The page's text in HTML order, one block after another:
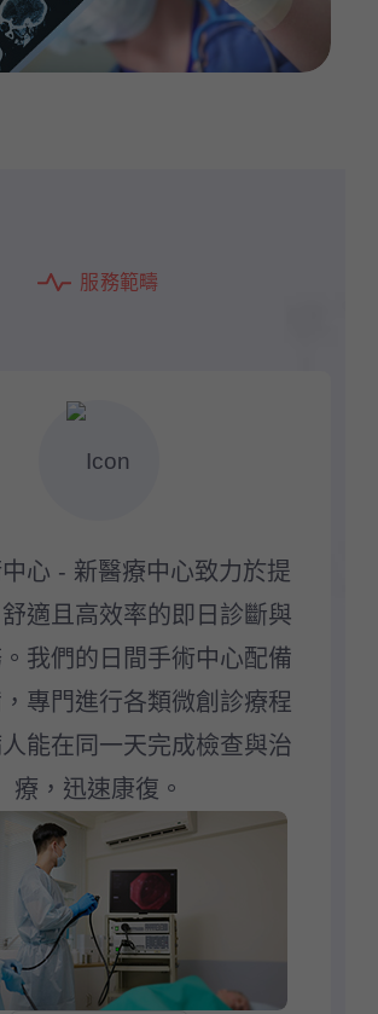
服務範 疇
中心 - 新醫療中心致力於提
適且高效率的即日診斷與
我們的日間手術中心配備
專門進行各類微創診療程
能在同一天完成檢查與治
療，迅速康復。